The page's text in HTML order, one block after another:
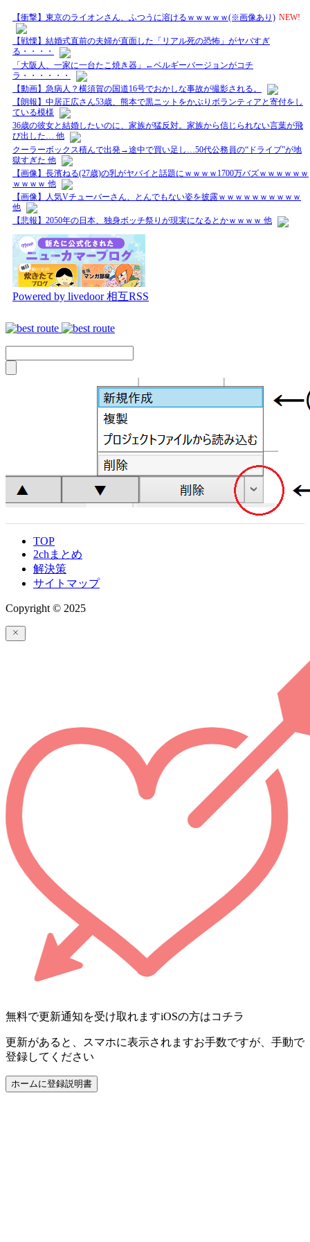
【衝撃】東京のライオンさん、ふつうに溶けるｗｗｗｗｗ(※画像あり) NEW!
【戦慄】結婚式直前の夫婦が直面した「リアル死の恐怖」がヤバすぎ
る・・・・
「大阪人、一家に一台たこ焼き器」←ベルギーバージョンがコチ
ラ・・・・・・
【動画】急病人？横須賀の国道16号でおかしな事故が撮影される。
【朗報】中居正広さん53歳、熊本で黒ニットをかぶりボランティアと寄付をし
ている模様
36歳の彼女と結婚したいのに、家族が猛反対。家族から信じられない言葉が飛
び出した… 他
クーラーボックス積んで出発→途中で買い足し…50代公務員の“ドライブ”が地
獄すぎた 他
【画像】長濱ねる(27歳)の乳がヤバイと話題にｗｗｗｗ1700万バズｗｗｗｗｗｗ
ｗｗｗｗ 他
【画像】人気Vチューバーさん、とんでもない姿を披露ｗｗｗｗｗｗｗｗｗｗ
他
【悲報】2050年の日本、独身ボッチ祭りが現実になるとかｗｗｗｗ 他
Powered by livedoor 相互RSS
TOP
2chまとめ
解決策
サイトマップ
Copyright © 2025
無料で更新通知を受け取れますiOSの方はコチラ
更新があると、スマホに表示されますお手数ですが、手動で
登録してください
ホームに登録説明書